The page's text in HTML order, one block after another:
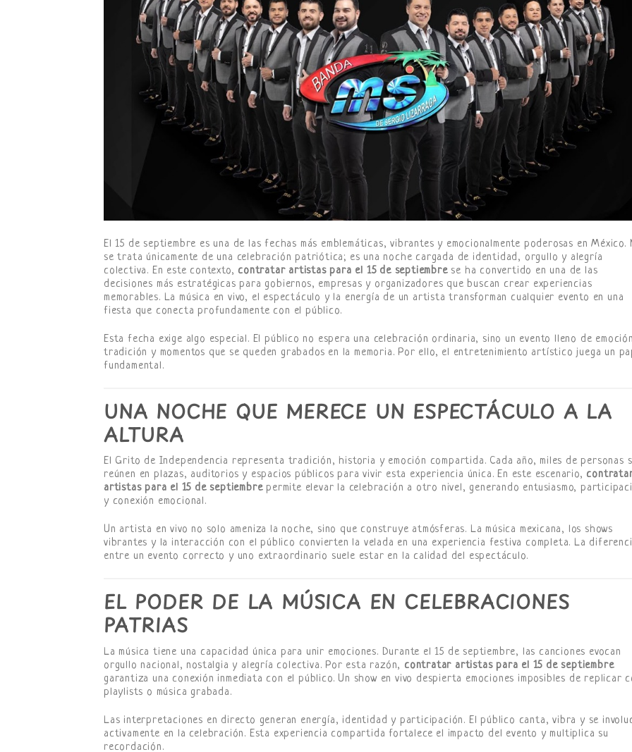
El 15 de septiembre es una de las fechas más emblemáticas, vibrantes y emocionalmente poderosas en México.
se trata únicamente de una celebración patriótica; es una noche cargada de identidad, orgullo y alegría
colectiva. En este contexto, contratar artistas para el 15 de septiembrese ha convertido en una de las
decisiones más estratégicas para gobiernos, empresas y organizadores que buscan crear experiencias
memorables. La música en vivo, el espectáculo y la energía de un artista transforman cualquier evento en una
fiesta que conecta profundamente con el público.
Esta fecha exige algo especial. El público no espera una celebración ordinaria, sino un evento lleno de
tradición y momentos que se queden grabados en la memoria. Por ello, el entretenimiento artístico juega un
fundamental.
UNA NOCHE QUE MERECE UN ESPECTÁCULO A LA
ALTURA
El Grito de Independencia representa tradición, historia y emoción compartida. Cada año, miles de personas
reúnen en plazas, auditorios y espacios públicos para vivir esta experiencia única. En este escenario,
artistas para el 15 de septiembrepermite elevar la celebración a otro nivel, generando entusiasmo,
y conexión emocional.
Un artista en vivo no solo ameniza la noche, sino que construye atmósferas. La música mexicana, los shows
vibrantes y la interacción con el público convierten la velada en una experiencia festiva completa. La
entre un evento correcto y uno extraordinario suele estar en la calidad del espectáculo.
EL PODER DE LA MÚSICA EN CELEBRACIONES
PATRIAS
La música tiene una capacidad única para unir emociones. Durante el 15 de septiembre, las canciones evocan
orgullo nacional, nostalgia y alegría colectiva. Por esta razón, contratar artistas para el 15 de septiembre
garantiza una conexión inmediata con el público. Un show en vivo despierta emociones imposibles de replicar
playlists o música grabada.
Las interpretaciones en directo generan energía, identidad y participación. El público canta, vibra y se
activamente en la celebración. Esta experiencia compartida fortalece el impacto del evento y multiplica su
recordación.